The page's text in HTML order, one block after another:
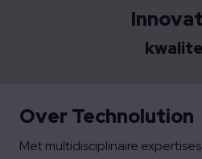
Over Technolution
Met multidisciplinaire